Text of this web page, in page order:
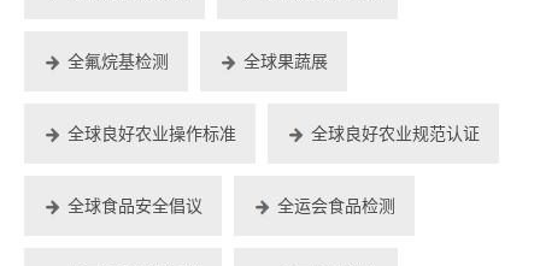
全氟烷基检测 全球果蔬展
全球良好农业操作标准 全球良好农业规范认证
全球食品安全倡议 全运会食品检测